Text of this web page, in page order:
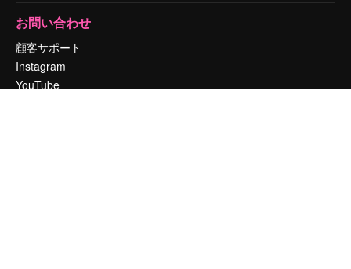
お問い合わせ
顧客サポート
Instagram
YouTube